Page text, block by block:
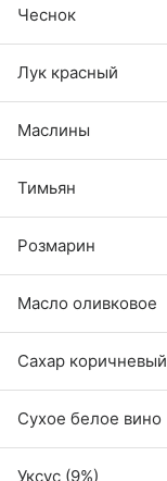
Чеснок
Лук красный
Маслины
Тимьян
Розмарин
Масло оливковое
Сахар коричневый
Сухое белое вино
Уксус (9%)